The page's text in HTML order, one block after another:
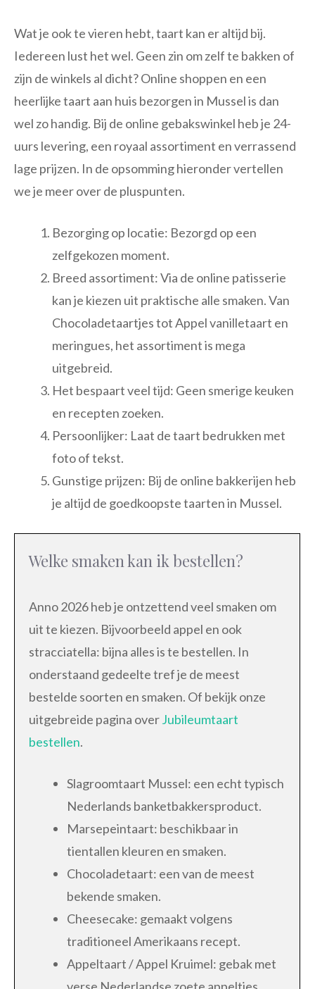
Wat je ook te vieren hebt, taart kan er altijd bij.
Iedereen lust het wel. Geen zin om zelf te bakken of
zijn de winkels al dicht? Online shoppen en een
heerlijke taart aan huis bezorgen in Mussel is dan
wel zo handig. Bij de online gebakswinkel heb je 24-
uurs levering, een royaal assortiment en verrassend
lage prijzen. In de opsomming hieronder vertellen
we je meer over de pluspunten.
Bezorging op locatie: Bezorgd op een
zelfgekozen moment.
Breed assortiment: Via de online patisserie
kan je kiezen uit praktische alle smaken. Van
Chocoladetaartjes tot Appel vanilletaart en
meringues, het assortiment is mega
uitgebreid.
Het bespaart veel tijd: Geen smerige keuken
en recepten zoeken.
Persoonlijker: Laat de taart bedrukken met
foto of tekst.
Gunstige prijzen: Bij de online bakkerijen heb
je altijd de goedkoopste taarten in Mussel.
Welke smaken kan ik bestellen?
Anno 2026 heb je ontzettend veel smaken om
uit te kiezen. Bijvoorbeeld appel en ook
stracciatella: bijna alles is te bestellen. In
onderstaand gedeelte tref je de meest
bestelde soorten en smaken. Of bekijk onze
uitgebreide pagina overJubileumtaart
bestellen.
Slagroomtaart Mussel: een echt typisch
Nederlands banketbakkersproduct.
Marsepeintaart: beschikbaar in
tientallen kleuren en smaken.
Chocoladetaart: een van de meest
bekende smaken.
Cheesecake: gemaakt volgens
traditioneel Amerikaans recept.
Appeltaart / Appel Kruimel: gebak met